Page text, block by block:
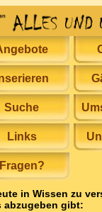
Suche
Links
Fragen?
in Wissen zu
abzugeben gibt: